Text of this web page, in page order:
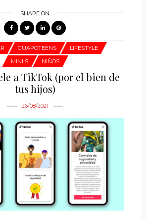
SHARE ON
GUAPOTEENS
LIFESTYLE
MINI'S
NIÑOS
a TikTok (por el bien de
tus hijos)
26/08/2021